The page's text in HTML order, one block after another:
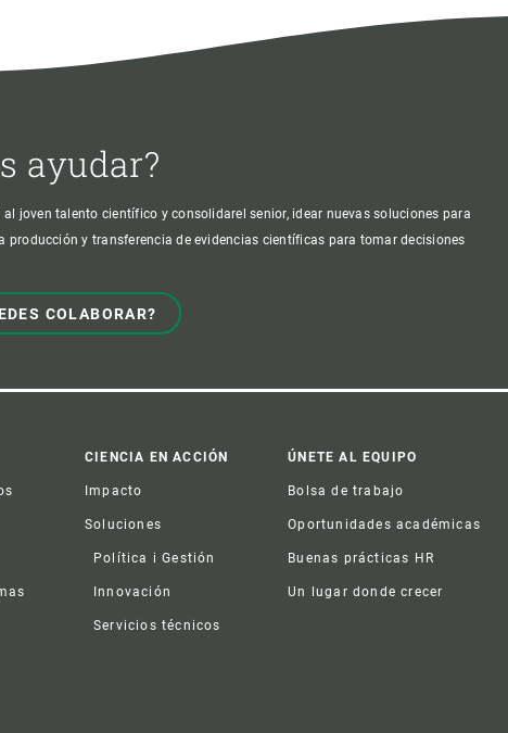
ayudar?
joven talento científico y consolidarel senior, idear nuevas soluciones para
producción y transferencia de evidencias científicas para tomar decisiones
COLABORAR?
CIENCIA EN ACCIÓN
Impacto
Soluciones
Política i Gestión
Innovación
Servicios técnicos
ÚNETE AL EQUIPO
Bolsa de trabajo
Oportunidades académicas
Buenas prácticas HR
Un lugar donde crecer